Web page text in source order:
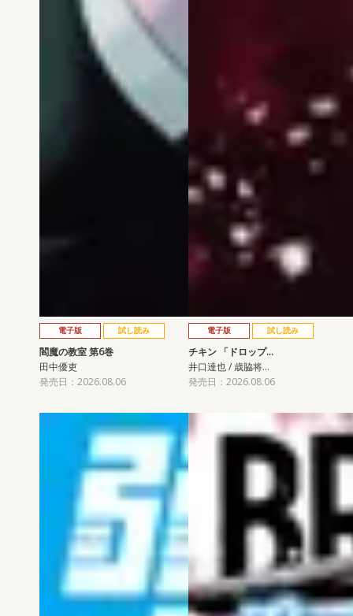
電子版 試し読み
閻魔の教室 第6巻
田中優吏
発売日：2026.08.06
電子版 試し読み
チキン 「ドロップ…
井口達也 / 歳脇将…
発売日：2026.08.06